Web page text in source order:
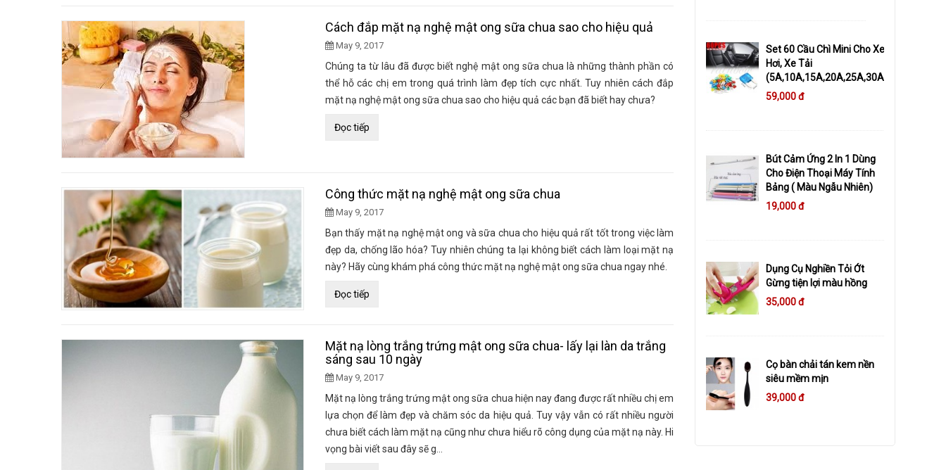
Cách đắp mặt nạ nghệ mật ong sữa chua sao cho hiệu quả
May 9, 2017
Chúng ta từ lâu đã được biết nghệ mật ong sữa chua là những thành phần có
thể hỗ các chị em trong quá trình làm đẹp tích cực nhất. Tuy nhiên cách đắp
mặt nạ nghệ mật ong sữa chua sao cho hiệu quả các bạn đã biết hay chưa?
Đọc tiếp
Công thức mặt nạ nghệ mật ong sữa chua
May 9, 2017
Bạn thấy mặt nạ nghệ mật ong và sữa chua cho hiệu quả rất tốt trong việc làm
đẹp da, chống lão hóa? Tuy nhiên chúng ta lại không biết cách làm loại mặt nạ
này? Hãy cùng khám phá công thức mặt nạ nghệ mật ong sữa chua ngay nhé.
Đọc tiếp
Mặt nạ lòng trắng trứng mật ong sữa chua- lấy lại làn da trắng
sáng sau 10 ngày
May 9, 2017
Mặt nạ lòng trắng trứng mật ong sữa chua hiện nay đang được rất nhiều chị em
lựa chọn để làm đẹp và chăm sóc da hiệu quả. Tuy vậy vẫn có rất nhiều người
chưa biết cách làm mặt nạ cũng như chưa hiểu rõ công dụng của mặt nạ này. Hi
vọng bài viết sau đây sẽ g...
Set 60 Cầu Chì Mini Cho Xe
Hơi, Xe Tải
(5A,10A,15A,20A,25A,30A)
59,000 đ
Bút Cảm Ứng 2 In 1 Dùng
Cho Điện Thoại Máy Tính
Bảng ( Màu Ngẫu Nhiên)
19,000 đ
Dụng Cụ Nghiền Tỏi Ớt
Gừng tiện lợi màu hồng
35,000 đ
Cọ bàn chải tán kem nền
siêu mềm mịn
39,000 đ